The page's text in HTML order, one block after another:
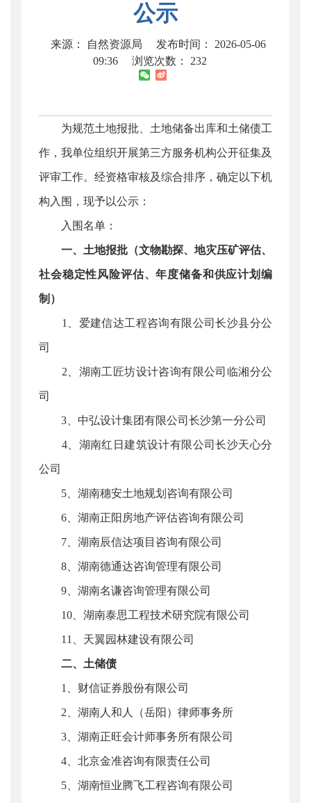
公示
来源： 自然资源局
发布时间： 2026-05-06
09:36
浏览次数： 232
为规范土地报批、土地储备出库和土储债工
作，我单位组织开展第三方服务机构公开征集及
评审工作。经资格审核及综合排序，确定以下机
构入围，现予以公示：
入围名单：
一、土地报批（文物勘探、地灾压矿评估、
社会稳定性风险评估、年度储备和供应计划编
制）
1、爱建信达工程咨询有限公司长沙县分公
司
2、湖南工匠坊设计咨询有限公司临湘分公
司
3、中弘设计集团有限公司长沙第一分公司
4、湖南红日建筑设计有限公司长沙天心分
公司
5、湖南穗安土地规划咨询有限公司
6、湖南正阳房地产评估咨询有限公司
7、湖南辰信达项目咨询有限公司
8、湖南德通达咨询管理有限公司
9、湖南名谦咨询管理有限公司
10、湖南泰思工程技术研究院有限公司
11、天翼园林建设有限公司
二、土储债
1、财信证券股份有限公司
2、湖南人和人（岳阳）律师事务所
3、湖南正旺会计师事务所有限公司
4、北京金准咨询有限责任公司
5、湖南恒业腾飞工程咨询有限公司